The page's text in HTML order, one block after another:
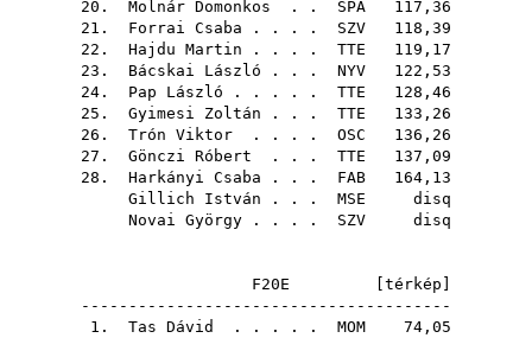
20. Molnár Domonkos . . SPA 117,36
21. Forrai Csaba . . . . SZV 118,39
22. Hajdu Martin . . . . TTE 119,17
23. Bácskai László . . . NYV 122,53
24. Pap László . . . . . TTE 128,46
25. Gyimesi Zoltán . . . TTE 133,26
26. Trón Viktor . . . . OSC 136,26
27. Gönczi Róbert . . . TTE 137,09
28. Harkányi Csaba . . . FAB 164,13
Gillich István . . . MSE disq
Novai György . . . . SZV disq
F20E [ térkép
---------------------------------------
1. Tas Dávid . . . . . MOM 74,05